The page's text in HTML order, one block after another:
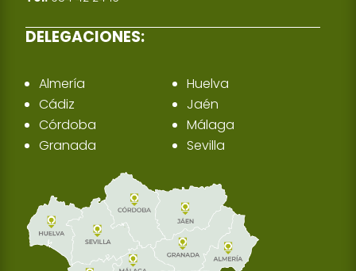
DELEGACIONES:
Almería
Cádiz
Córdoba
Granada
Huelva
Jaén
Málaga
Sevilla